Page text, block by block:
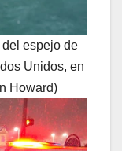
espejo de
Unidos, en
Howard)